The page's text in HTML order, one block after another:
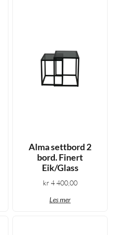
Alma settbord 2
bord. Finert
Eik/Glass
kr 4 400,00
Les mer